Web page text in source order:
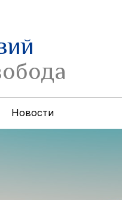
Новости